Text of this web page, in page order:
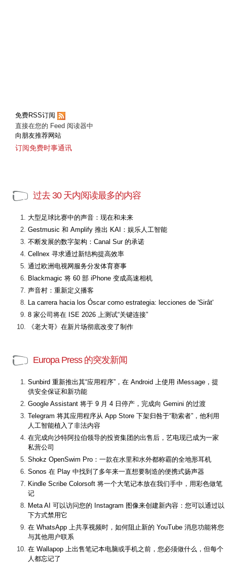
免费RSS订阅
直接在您的 Feed 阅读器中
向朋友推荐网站
订阅免费时事通讯
过去 30 天内阅读最多的内容
大型足球比赛中的声音：现在和未来
Gestmusic 和 Amplify 推出 KAI：娱乐人工智能
不断发展的数字架构：Canal Sur 的承诺
Cellnex 寻求通过新结构提高效率
通过欧洲电视网服务分发体育赛事
Blackmagic 将 60 部 iPhone 变成高速相机
声音村：重新定义播客
La carrera hacia los Óscar como estrategia: lecciones de 'Sirât'
8 家公司将在 ISE 2026 上测试“关键连接”
《老大哥》在新片场彻底改变了制作
Europa Press 的突发新闻
Sunbird 重新推出其“应用程序”，在 Android 上使用 iMessage，提
供安全保证和新功能
Google Assistant 将于 9 月 4 日停产，完成向 Gemini 的过渡
Telegram 将其应用程序从 App Store 下架归咎于“勒索者”，他利用
人工智能植入了非法内容
在完成向沙特阿拉伯领导的投资集团的出售后，艺电现已成为一家
私营公司
Shokz OpenSwim Pro：一款在水里和水外都称霸的全地形耳机
Sonos 在 Play 中找到了多年来一直想要制造的便携式扬声器
Kindle Scribe Colorsoft 将一个大笔记本放在我们手中，用彩色做笔
记
Meta AI 可以访问您的 Instagram 图像来创建新内容：您可以通过以
下方式禁用它
在 WhatsApp 上共享视频时，如何阻止新的 YouTube 消息功能将您
与其他用户联系
在 Wallapop 上出售笔记本电脑或手机之前，您必须做什么，但每个
人都忘记了